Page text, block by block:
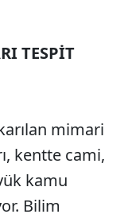
TESPİT
mimari
kentte cami,
kamu
Bilim